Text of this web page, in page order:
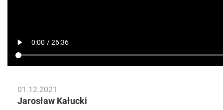
01.12.2021
Jarosław Kałucki